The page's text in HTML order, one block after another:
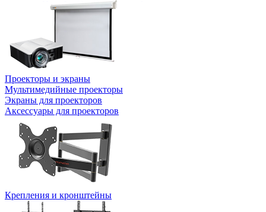
Проекторы и экраны
Мультимедийные проекторы
Экраны для проекторов
Аксессуары для проекторов
Крепления и кронштейны